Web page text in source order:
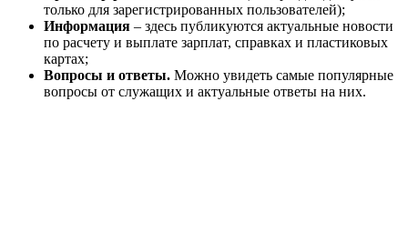
только для зарегистрированных пользователей);
Информация – здесь публикуются актуальные новости
по расчету и выплате зарплат, справках и пластиковых
картах;
Вопросы и ответы. Можно увидеть самые популярные
вопросы от служащих и актуальные ответы на них.